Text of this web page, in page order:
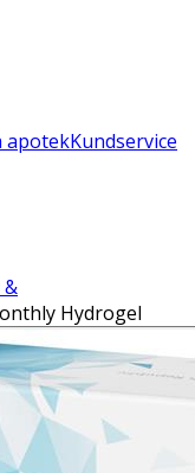
apotekKundservice
&
Hydrogel